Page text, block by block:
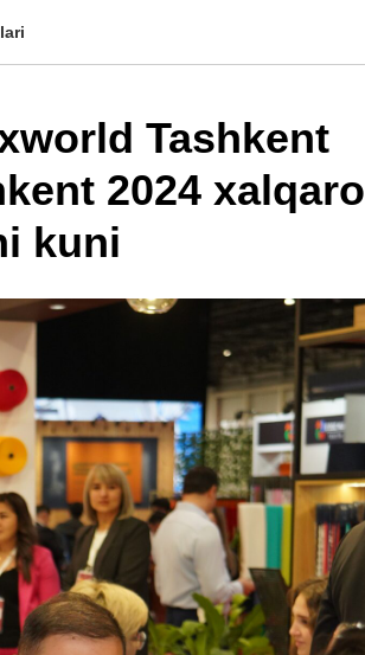
Tashkent
2024 xalqaro
kuni